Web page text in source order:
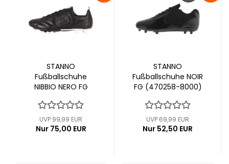
STANNO
Fußballschuhe
NIBBIO NERO FG
UVP 99,99 EUR
Nur 75,00 EUR
STANNO
Fußballschuhe NOIR
FG (470258-8000)
UVP 69,99 EUR
Nur 52,50 EUR